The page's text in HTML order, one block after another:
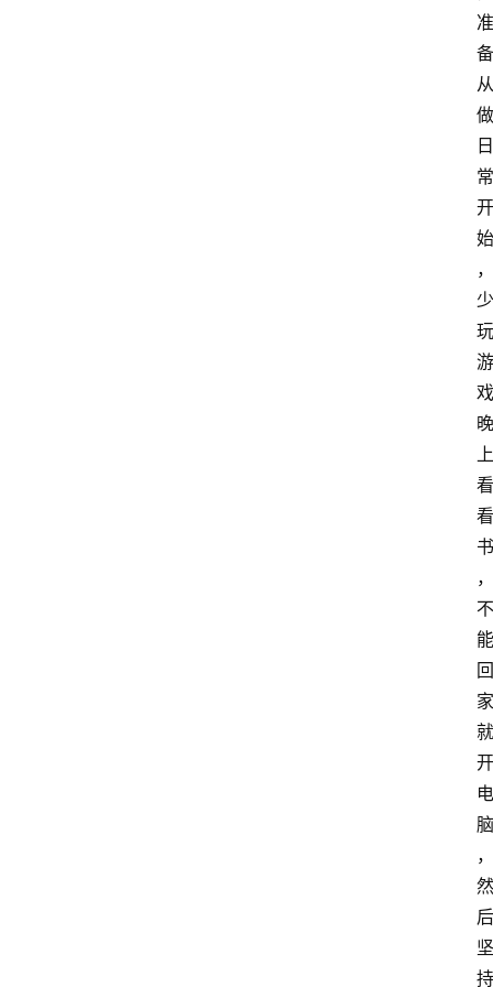
准
备
从
做
日
常
开
始
，
少
玩
游
戏
晚
上
看
看
书
，
不
能
回
家
就
开
电
脑
，
然
后
坚
持